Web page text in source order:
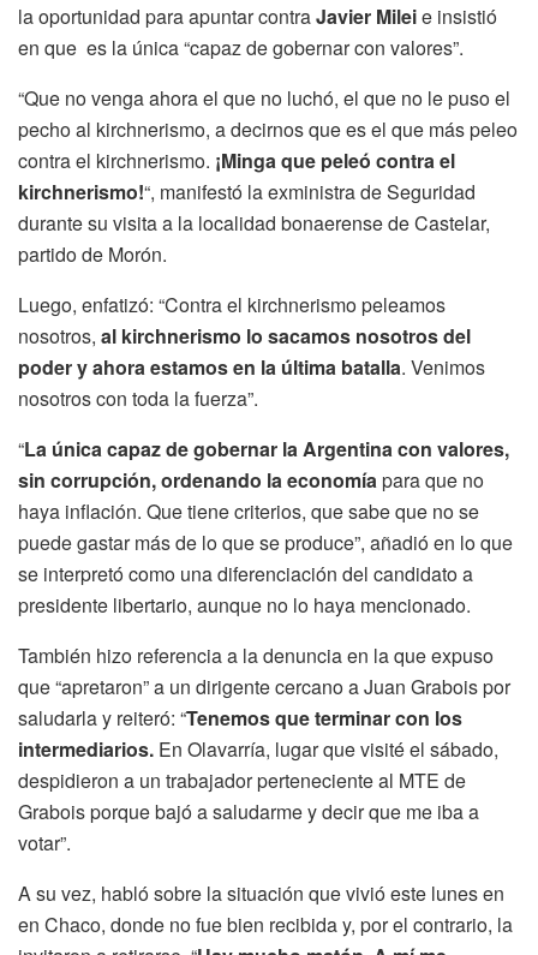
la oportunidad para apuntar contraJavier Mileie insistió
en que es la única “capaz de gobernar con valores”.
“Que no venga ahora el que no luchó, el que no le puso el
pecho al kirchnerismo, a decirnos que es el que más peleo
contra el kirchnerismo. ¡Minga que peleó contra el
kirchnerismo!“, manifestó la exministra de Seguridad
durante su visita a la localidad bonaerense de Castelar,
partido de Morón.
Luego, enfatizó: “Contra el kirchnerismo peleamos
nosotros, al kirchnerismo lo sacamos nosotros del
poder y ahora estamos en la última batalla. Venimos
nosotros con toda la fuerza”.
“La única capaz de gobernar la Argentina con valores,
sin corrupción, ordenando la economíapara que no
haya inflación. Que tiene criterios, que sabe que no se
puede gastar más de lo que se produce”, añadió en lo que
se interpretó como una diferenciación del candidato a
presidente libertario, aunque no lo haya mencionado.
También hizo referencia a la denuncia en la que expuso
que “apretaron” a un dirigente cercano a Juan Grabois por
saludarla y reiteró: “Tenemos que terminar con los
intermediarios. En Olavarría, lugar que visité el sábado,
despidieron a un trabajador perteneciente al MTE de
Grabois porque bajó a saludarme y decir que me iba a
votar”.
A su vez, habló sobre la situación que vivió este lunes en
en Chaco, donde no fue bien recibida y, por el contrario, la